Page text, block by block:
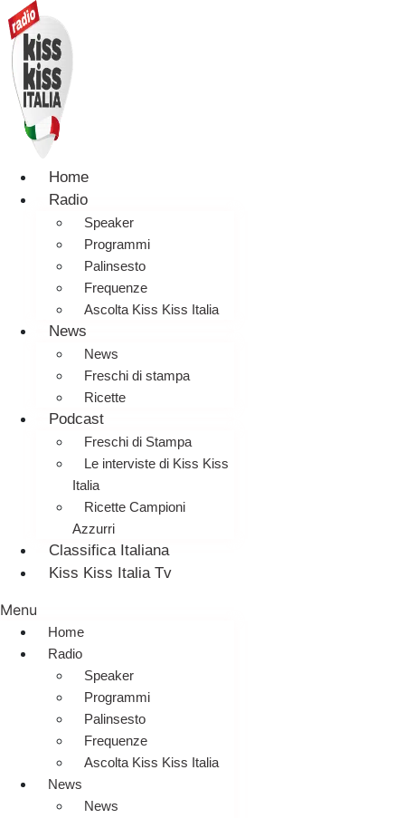
Home
Radio
Speaker
Programmi
Palinsesto
Frequenze
Ascolta Kiss Kiss Italia
News
News
Freschi di stampa
Ricette
Podcast
Freschi di Stampa
Le interviste di Kiss Kiss
Italia
Ricette Campioni
Azzurri
Classifica Italiana
Kiss Kiss Italia Tv
Menu
Home
Radio
Speaker
Programmi
Palinsesto
Frequenze
Ascolta Kiss Kiss Italia
News
News